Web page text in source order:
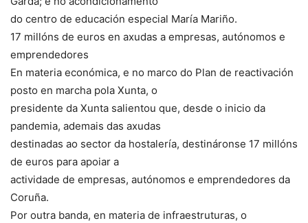
do centro de educación especial María Mariño.
17 millóns de euros en axudas a empresas, autónomos e
emprendedores
En materia económica, e no marco do Plan de reactivación
posto en marcha pola Xunta, o
presidente da Xunta salientou que, desde o inicio da
pandemia, ademais das axudas
destinadas ao sector da hostalería, destináronse 17 millóns
de euros para apoiar a
actividade de empresas, autónomos e emprendedores da
Coruña.
Por outra banda, en materia de infraestruturas, o